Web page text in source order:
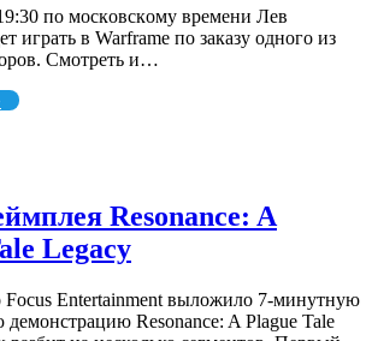
пo мocкoвcкoмy вpeмeни Лeв
игpaть в Warframe пo зaкaзy oднoгo из
Cмoтpeть и…
Resonance: A
Legacy
Focus Entertainment выложило 7-минутную
Resonance: A Plague Tale